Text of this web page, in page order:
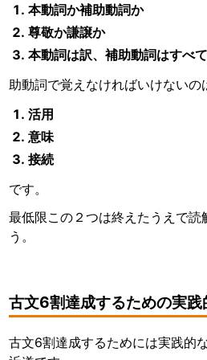
本動詞か補助動詞か
尊敬か謙譲か
本動詞は訳、補助動詞はすべ
助動詞で覚えなければいけないの
活用
意味
接続
です。
最低限この２つは終えたうえで読
う。
古文6割達成するための実践
古文6割達成するためには実践的